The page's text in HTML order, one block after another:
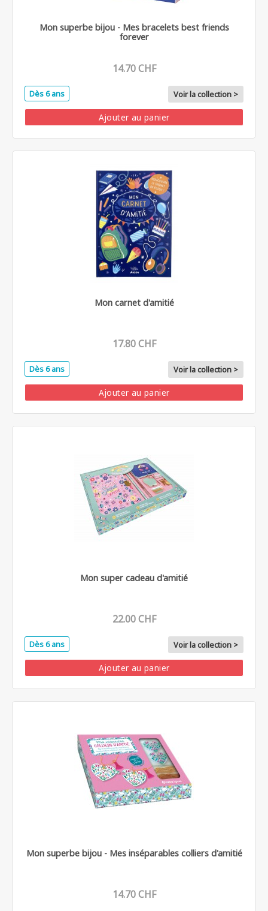
Mon superbe bijou - Mes bracelets best friends
forever
14.70 CHF
Dès 6 ans Voir la collection >
Ajouter au panier
Mon carnet d'amitié
17.80 CHF
Dès 6 ans Voir la collection >
Ajouter au panier
Mon super cadeau d'amitié
22.00 CHF
Dès 6 ans Voir la collection >
Ajouter au panier
Mon superbe bijou - Mes inséparables colliers d'amitié
14.70 CHF